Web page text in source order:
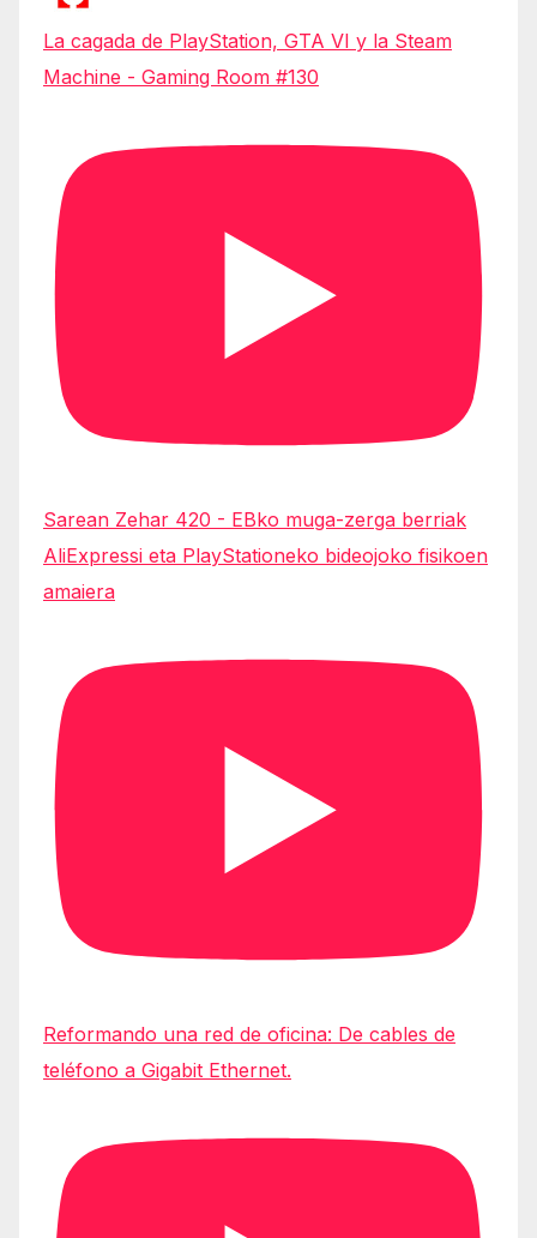
La cagada de PlayStation, GTA VI y la Steam
Machine - Gaming Room #130
Sarean Zehar 420 - EBko muga-zerga berriak
AliExpressi eta PlayStationeko bideojoko fisikoen
amaiera
Reformando una red de oficina: De cables de
teléfono a Gigabit Ethernet.